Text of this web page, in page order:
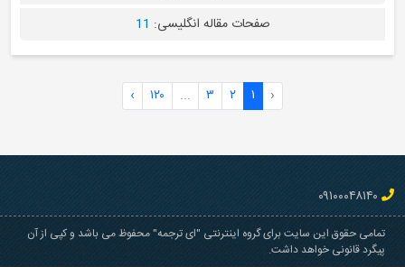
صفحات مقاله انگلیسی:11
۲ ۳ ...
›
تمامی حقوق این سایت برای گروه اینترنتی "ای ترجمه" محفوظ می باشد و کپی از آن
پیگرد قانونی خواهد داشت.